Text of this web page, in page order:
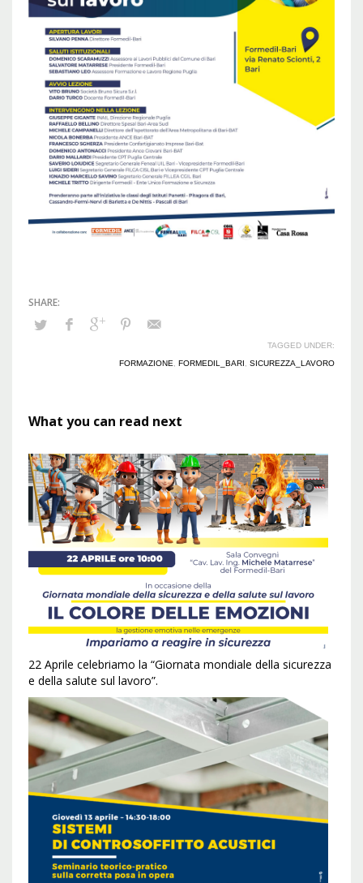
TAGGED UNDER:
FORMAZIONE
FORMEDIL_BARI SICUREZZA_LAVORO
What you can read next
22 Aprile celebriamo la “Giornata mondiale della sicurezza
e della salute sul lavoro”.